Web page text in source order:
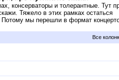
консерваторы и толерантные. Тут
Тяжело в этих рамках остаться
Потому мы перешли в формат
Все